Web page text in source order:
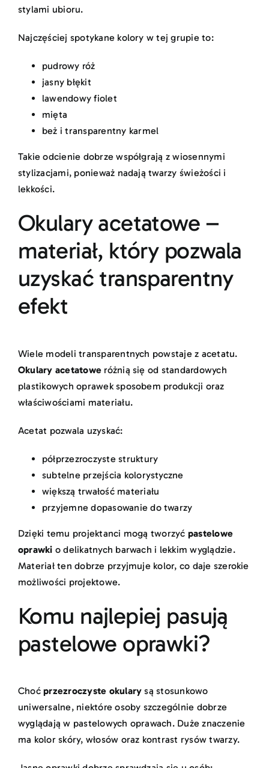
stylami ubioru.
Najczęściej spotykane kolory w tej grupie to:
pudrowy róż
jasny błękit
lawendowy fiolet
mięta
beż i transparentny karmel
Takie odcienie dobrze współgrają z wiosennymi
stylizacjami, ponieważ nadają twarzy świeżości i
lekkości.
Okulary acetatowe –
materiał, który pozwala
uzyskać transparentny
efekt
Wiele modeli transparentnych powstaje z acetatu.
Okulary acetatowe różnią się od standardowych
plastikowych oprawek sposobem produkcji oraz
właściwościami materiału.
Acetat pozwala uzyskać:
półprzezroczyste struktury
subtelne przejścia kolorystyczne
większą trwałość materiału
przyjemne dopasowanie do twarzy
Dzięki temu projektanci mogą tworzyć pastelowe
oprawki o delikatnych barwach i lekkim wyglądzie.
Materiał ten dobrze przyjmuje kolor, co daje szerokie
możliwości projektowe.
Komu najlepiej pasują
pastelowe oprawki?
Choćprzezroczyste okulary są stosunkowo
uniwersalne, niektóre osoby szczególnie dobrze
wyglądają w pastelowych oprawach. Duże znaczenie
ma kolor skóry, włosów oraz kontrast rysów twarzy.